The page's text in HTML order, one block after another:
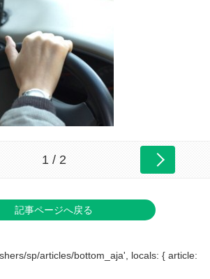
1 / 2
記事ページへ戻る
sp/articles/bottom_aja', locals: { article: